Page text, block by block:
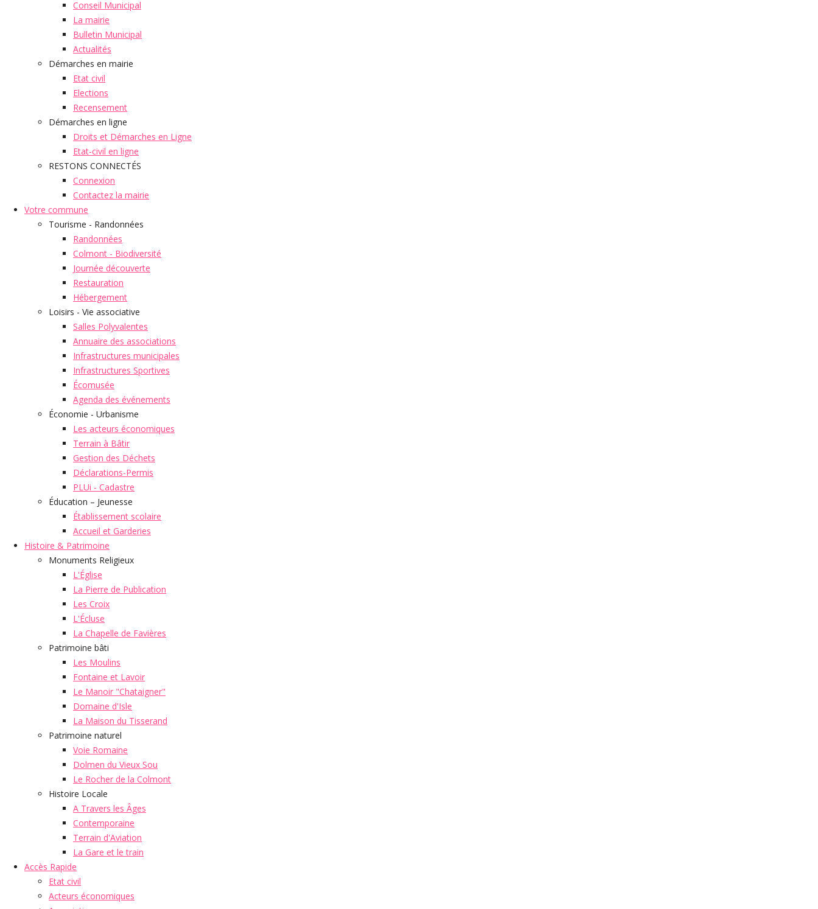
Conseil Municipal
La mairie
Bulletin Municipal
Actualités
Démarches en mairie
Etat civil
Elections
Recensement
Démarches en ligne
Droits et Démarches en Ligne
Etat-civil en ligne
RESTONS CONNECTÉS
Connexion
Contactez la mairie
Votre commune
Tourisme - Randonnées
Randonnées
Colmont - Biodiversité
Journée découverte
Restauration
Hébergement
Loisirs - Vie associative
Salles Polyvalentes
Annuaire des associations
Infrastructures municipales
Infrastructures Sportives
Écomusée
Agenda des événements
Économie - Urbanisme
Les acteurs économiques
Terrain à Bâtir
Gestion des Déchets
Déclarations-Permis
PLUi - Cadastre
Éducation – Jeunesse
Établissement scolaire
Accueil et Garderies
Histoire & Patrimoine
Monuments Religieux
L'Église
La Pierre de Publication
Les Croix
L'Écluse
La Chapelle de Favières
Patrimoine bâti
Les Moulins
Fontaine et Lavoir
Le Manoir "Chataigner"
Domaine d'Isle
La Maison du Tisserand
Patrimoine naturel
Voie Romaine
Dolmen du Vieux Sou
Le Rocher de la Colmont
Histoire Locale
A Travers les Âges
Contemporaine
Terrain d'Aviation
La Gare et le train
Accès Rapide
Etat civil
Acteurs économiques